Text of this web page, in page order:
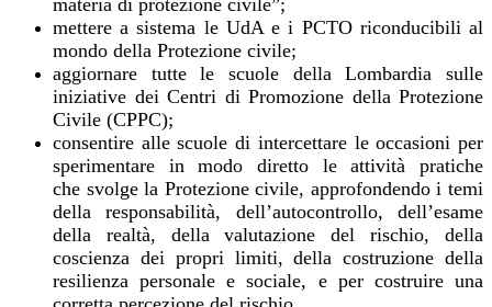
materia di protezione civile”;
mettere a sistema le UdA e i PCTO riconducibili al
mondo della Protezione civile;
aggiornare tutte le scuole della Lombardia sulle
iniziative dei Centri di Promozione della Protezione
Civile (CPPC);
consentire alle scuole di intercettare le occasioni per
sperimentare in modo diretto le attività pratiche
che svolge la Protezione civile, approfondendo i temi
della responsabilità, dell’autocontrollo, dell’esame
della realtà, della valutazione del rischio, della
coscienza dei propri limiti, della costruzione della
resilienza personale e sociale, e per costruire una